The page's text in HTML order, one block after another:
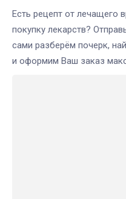
Есть рецепт от лечащего
покупку лекарств?
сами разберём почерк,
и оформим Ваш заказ